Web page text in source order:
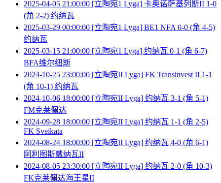
2025-04-05 21:00:00 [立陶宛1 Lyga] 卡奥诺萨基列斯II 1-0
(角 2-2) 约纳瓦
2025-03-29 00:00:00 [立陶宛1 Lyga] BE1 NFA 0-0 (角 4-5)
约纳瓦
2025-03-15 21:00:00 [立陶宛1 Lyga] 约纳瓦 0-1 (角 6-7)
BFA维尔纽斯
2024-10-25 23:00:00 [立陶宛II Lyga] FK Transinvest II 1-1
(角 10-1) 约纳瓦
2024-10-06 18:00:00 [立陶宛II Lyga] 约纳瓦 3-1 (角 5-1)
FM克莱佩达
2024-09-28 18:00:00 [立陶宛II Lyga] 约纳瓦 1-1 (角 2-5)
FK Sveikata
2024-08-24 18:00:00 [立陶宛II Lyga] 约纳瓦 4-0 (角 6-1)
阿利图斯戴纳瓦II
2024-08-05 23:30:00 [立陶宛II Lyga] 约纳瓦 2-0 (角 10-3)
FK克莱佩达海王星II